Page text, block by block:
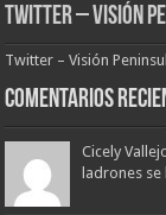
Twitter – Visión
Twitter – Visión
Comentarios
Cicely
ladrones se